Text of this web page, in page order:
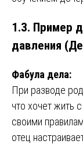
1.3. Пример
давления
Фабула дела:
При разводе
что хочет жить
своими
отец